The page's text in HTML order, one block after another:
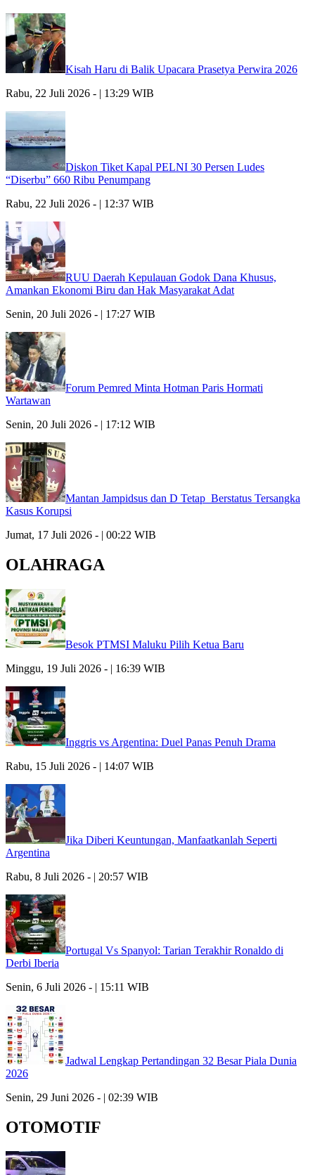
Kisah Haru di Balik Upacara Prasetya Perwira 2026
Rabu, 22 Juli 2026 - | 13:29 WIB
Diskon Tiket Kapal PELNI 30 Persen Ludes
“Diserbu” 660 Ribu Penumpang
Rabu, 22 Juli 2026 - | 12:37 WIB
RUU Daerah Kepulauan Godok Dana Khusus,
Amankan Ekonomi Biru dan Hak Masyarakat Adat
Senin, 20 Juli 2026 - | 17:27 WIB
Forum Pemred Minta Hotman Paris Hormati
Wartawan
Senin, 20 Juli 2026 - | 17:12 WIB
Mantan Jampidsus dan D Tetap Berstatus Tersangka
Kasus Korupsi
Jumat, 17 Juli 2026 - | 00:22 WIB
OLAHRAGA
Besok PTMSI Maluku Pilih Ketua Baru
Minggu, 19 Juli 2026 - | 16:39 WIB
Inggris vs Argentina: Duel Panas Penuh Drama
Rabu, 15 Juli 2026 - | 14:07 WIB
Jika Diberi Keuntungan, Manfaatkanlah Seperti
Argentina
Rabu, 8 Juli 2026 - | 20:57 WIB
Portugal Vs Spanyol: Tarian Terakhir Ronaldo di
Derbi Iberia
Senin, 6 Juli 2026 - | 15:11 WIB
Jadwal Lengkap Pertandingan 32 Besar Piala Dunia
2026
Senin, 29 Juni 2026 - | 02:39 WIB
OTOMOTIF